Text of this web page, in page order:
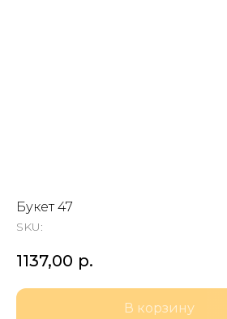
Букет 47
SKU:
1137,00 р.
В корзину